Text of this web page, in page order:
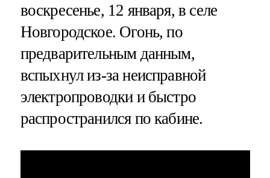
воскресенье, 12 января, в селе
Новгородское. Огонь, по
предварительным данным,
вспыхнул из-за неисправной
электропроводки и быстро
распространился по кабине.